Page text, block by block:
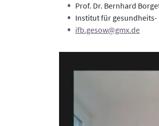
Prof. Dr. Bernhard
Institut für gesundheits-
ifb.gesow@gmx.de